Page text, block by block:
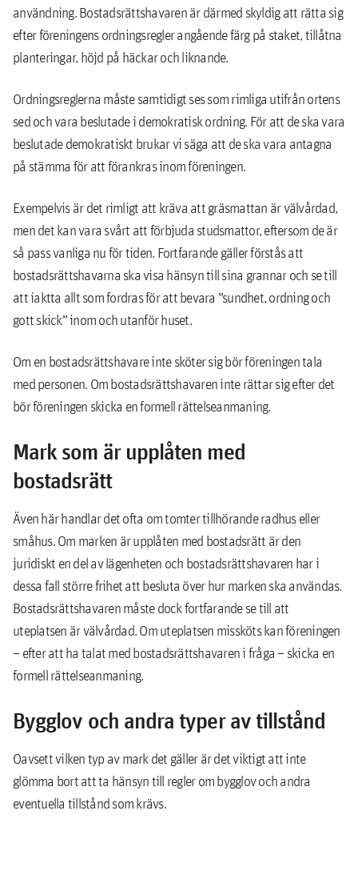
användning. Bostadsrättshavaren är därmed skyldig att rätta sig
efter föreningens ordningsregler angående färg på staket, tillåtna
planteringar, höjd på häckar och liknande.
Ordningsreglerna måste samtidigt ses som rimliga utifrån ortens
sed och vara beslutade i demokratisk ordning. För att de ska vara
beslutade demokratiskt brukar vi säga att de ska vara antagna
på stämma för att förankras inom föreningen.
Exempelvis är det rimligt att kräva att gräsmattan är välvårdad,
men det kan vara svårt att förbjuda studsmattor, eftersom de är
så pass vanliga nu för tiden. Fortfarande gäller förstås att
bostadsrättshavarna ska visa hänsyn till sina grannar och se till
att iaktta allt som fordras för att bevara ”sundhet, ordning och
gott skick” inom och utanför huset.
Om en bostadsrättshavare inte sköter sig bör föreningen tala
med personen. Om bostadsrättshavaren inte rättar sig efter det
bör föreningen skicka en formell rättelseanmaning.
Mark som är upplåten med
bostadsrätt
Även här handlar det ofta om tomter tillhörande radhus eller
småhus. Om marken är upplåten med bostadsrätt är den
juridiskt en del av lägenheten och bostadsrättshavaren har i
dessa fall större frihet att besluta över hur marken ska användas.
Bostadsrättshavaren måste dock fortfarande se till att
uteplatsen är välvårdad. Om uteplatsen missköts kan föreningen
– efter att ha talat med bostadsrättshavaren i fråga – skicka en
formell rättelseanmaning.
Bygglov och andra typer av tillstånd
Oavsett vilken typ av mark det gäller är det viktigt att inte
glömma bort att ta hänsyn till regler om bygglov och andra
eventuella tillstånd som krävs.